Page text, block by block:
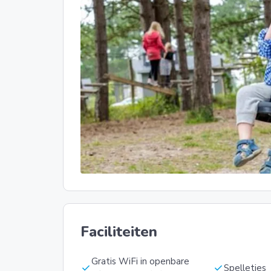
Faciliteiten
checkGratis WiFi in openbare
checkSpelletjes